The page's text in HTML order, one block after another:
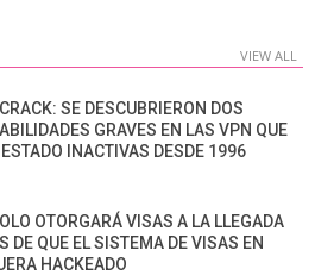
VIEW ALL
SE DESCUBRIERON DOS
GRAVES EN LAS VPN QUE
INACTIVAS DESDE 1996
OTORGARÁ VISAS A LA LLEGADA
DE QUE EL SISTEMA DE VISAS EN
HACKEADO